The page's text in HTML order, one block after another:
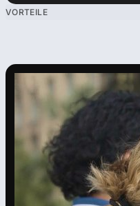
VORTEILE